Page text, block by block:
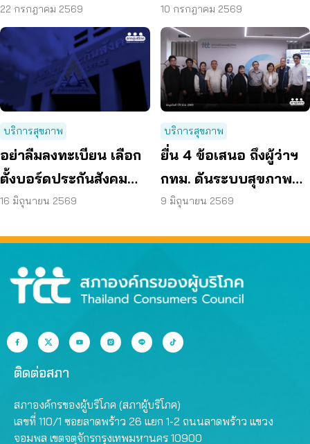
คือคำตอบของสังคมสูง
วัย
22 กรกฎาคม 2569
ปัญหางบฯ ระยะยาว
เสนอรวมกองทุนสุขภาพ
10 กรกฎาคม 2569
บริการสุขภาพ
อย่าลืมลงทะเบียน เลือก
ตั้งบอร์ดประกันสังคม
ก่อน 15 ก.ค. แล้วเตรียม
16 มิถุนายน 2569
บริการสุขภาพ
ยื่น 4 ข้อเสนอ ถึงผู้ว่าฯ
กทม. ดันระบบสุขภาพ
คนกรุงไร้รอยต่อ
9 มิถุนายน 2569
ติดต่อสภา
สภาองค์กรของผู้บริโภค (สภาผู้บริโภค)
เลขที่ 110/1 ซอยลาดพร้าว 26 แยก 1-2 ถนนลาดพร้าว แขวง
จอมพล เขตจตุจักรกรุงเทพมหานคร 10900